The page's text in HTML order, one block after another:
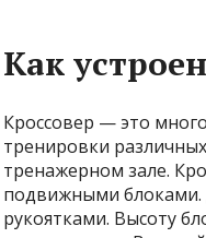
Как
Кроссовер — это
тренировки
тренажерном зале.
подвижными блоками.
рукоятками. Высоту